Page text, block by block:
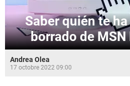
Saber quién te
borrado de
Andrea Olea
17 octobre 2022 09:00